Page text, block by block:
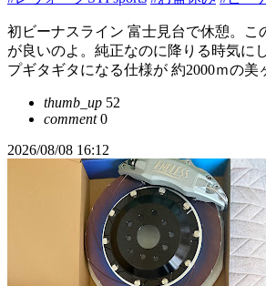
初ビーナスライン 富士見台で休憩。こ
が良いのよ。純正なのに降りる時気に
プギタギタになる仕様が 約2000ｍの美
thumb_up 52
comment0
2026/08/08 16:12